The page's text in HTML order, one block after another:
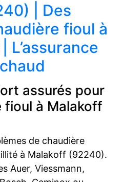
| Des
fioul à
L’assurance
assurés pour
fioul à Malakoff
de chaudière
à Malakoff (92240).
Auer, Viessmann,